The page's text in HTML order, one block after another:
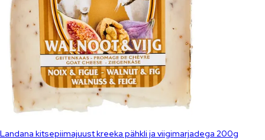
Landana kitsepiimajuust kreeka pähkli ja viigimarjadega 200g